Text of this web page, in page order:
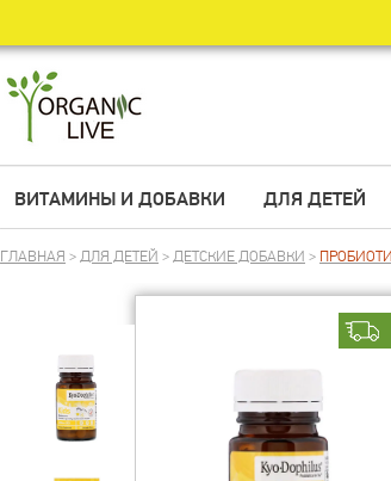
ВИТАМИНЫ И ДОБАВКИ ДЛЯ ДЕТЕЙ
ГЛАВНАЯ >ДЛЯ ДЕТЕЙ >ДЕТСКИЕ ДОБАВКИ >